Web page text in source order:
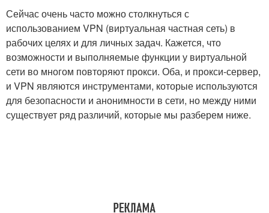
Сейчас очень часто можно столкнуться с
использованием VPN (виртуальная частная сеть) в
рабочих целях и для личных задач. Кажется, что
возможности и выполняемые функции у виртуальной
сети во многом повторяют прокси. Оба, и прокси-сервер,
и VPN являются инструментами, которые используются
для безопасности и анонимности в сети, но между ними
существует ряд различий, которые мы разберем ниже.